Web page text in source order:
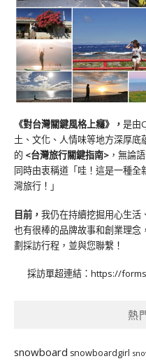
《對台灣關鍵風格上癮》 ， 是由
土、文化、人情味等地方深厚
的 <台灣旅行關鍵指南> ，無論
同時由衷稱道「哇！這是一種
灣旅行！」
目前， 我仍在持續挖掘用心生活
也有很棒的品牌故事和創業理念
劃採訪行程，並與您聯繫！
採訪單超連結： https://
熱
snowboard snowboardgirl